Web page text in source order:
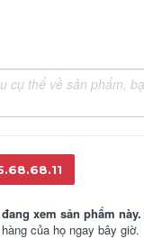
xem sản phẩm này.
của họ ngay bây giờ.